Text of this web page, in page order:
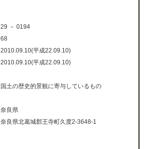
29 － 0194
68
2010.09.10(平成22.09.10)
2010.09.10(平成22.09.10)
国土の歴史的景観に寄与しているもの
奈良県
奈良県北葛城郡王寺町久度2-3648-1